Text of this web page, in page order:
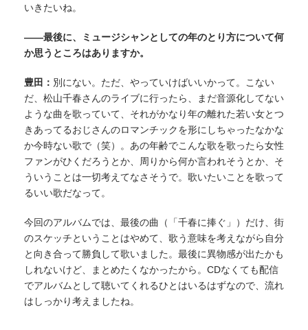
いきたいね。
——最後に、ミュージシャンとしての年のとり方について何
か思うところはありますか。
豊田： 別にない。ただ、やっていけばいいかって。こない
だ、松山千春さんのライブに行ったら、まだ音源化してない
ような曲を歌っていて、それがかなり年の離れた若い女とつ
きあってるおじさんのロマンチックを形にしちゃったなかな
か今時ない歌で（笑）。あの年齢でこんな歌を歌ったら女性
ファンがひくだろうとか、周りから何か言われそうとか、そ
ういうことは一切考えてなさそうで。歌いたいことを歌って
るいい歌だなって。
今回のアルバムでは、最後の曲（「千春に捧ぐ」）だけ、街
のスケッチということはやめて、歌う意味を考えながら自分
と向き合って勝負して歌いました。最後に異物感が出たかも
しれないけど、まとめたくなかったから。CDなくても配信
でアルバムとして聴いてくれるひとはいるはずなので、流れ
はしっかり考えましたね。